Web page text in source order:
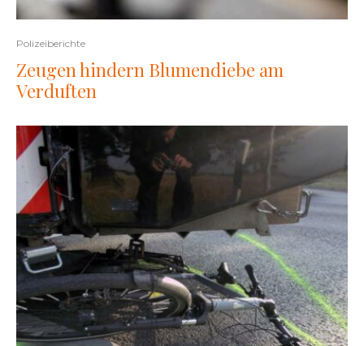
Polizeiberichte
Zeugen hindern Blumendiebe am
Verduften